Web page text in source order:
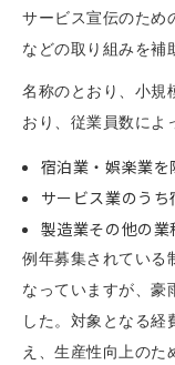
サービス宣伝のため
などの取り組みを補
名称のとおり、小規
おり、従業員数によ
宿泊業・娯楽業
サービス業のう
製造業その他の
例年募集されている
なっていますが、豪
した。対象となる経
え、生産性向上のた